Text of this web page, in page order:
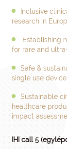
Inclusive
research in
Establishing
for rare and
Safe &
single use
Sustainable
healthcare
impact
IHI call 5